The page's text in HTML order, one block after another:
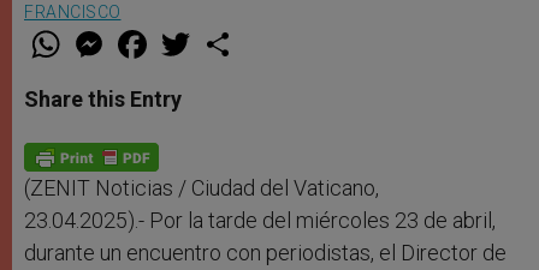
FRANCISCO
W
t
s
p
p
M
e
s
e
g
e
r
F
a
e
b
o
k
w
Share this Entry
(ZENIT Noticias / Ciudad del Vaticano,
23.04.2025).- Por la tarde del miércoles 23 de abril,
durante un encuentro con periodistas, el Director de